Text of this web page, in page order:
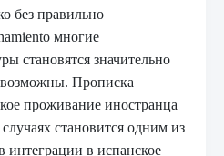
без правильно
многие
становятся значительно
Прописка
проживание иностранца
становится одним из
интеграции в испанское